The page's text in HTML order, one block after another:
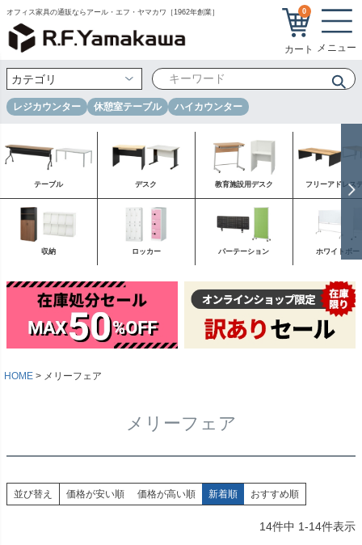
オフィス家具の通販ならアール・エフ・ヤマカワ［1962年創業］ 0
レジカウンター 休憩室テーブル ハイカウンター
テーブル デスク 教育施設用デスク フリーアドレス
収納 ロッカー パーテーション ホワイトボー
HOME メリーフェア
メリーフェア
並び替え 価格が安い順 価格が高い順 新着順 おすすめ順
14件中 1-14件表示